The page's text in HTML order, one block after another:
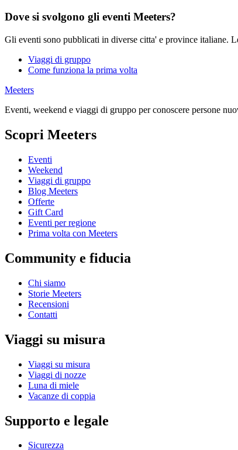
Dove si svolgono gli eventi Meeters?
Gli eventi sono pubblicati in diverse citta' e province italiane.
Viaggi di gruppo
Come funziona la prima volta
Meeters
Eventi, weekend e viaggi di gruppo per conoscere persone
Scopri Meeters
Eventi
Weekend
Viaggi di gruppo
Blog Meeters
Offerte
Gift Card
Eventi per regione
Prima volta con Meeters
Community e fiducia
Chi siamo
Storie Meeters
Recensioni
Contatti
Viaggi su misura
Viaggi su misura
Viaggi di nozze
Luna di miele
Vacanze di coppia
Supporto e legale
Sicurezza